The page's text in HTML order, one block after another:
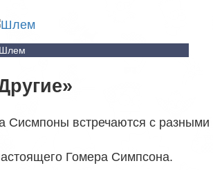
Шлем
встречаются с разными
Гомера Симпсона.